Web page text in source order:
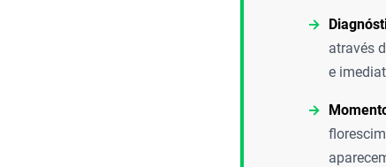
através
e